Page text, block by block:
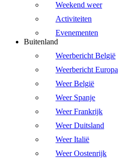
Weekend weer
Activiteiten
Evenementen
Buitenland
Weerbericht België
Weerbericht Europa
Weer België
Weer Spanje
Weer Frankrijk
Weer Duitsland
Weer Italië
Weer Oostenrijk